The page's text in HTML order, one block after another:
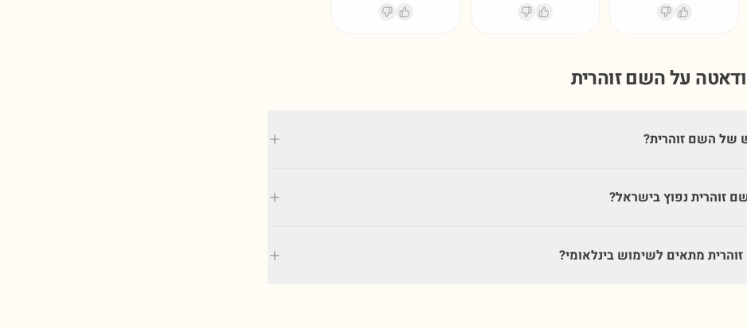
ודאטה על השםזוהרית
של השם זוהרית?
זוהרית נפוץ בישראל?
מתאים לשימוש בינלאומי?